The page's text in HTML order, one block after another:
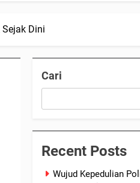
Dini
Cari
Recent Posts
Wujud Kepedulian